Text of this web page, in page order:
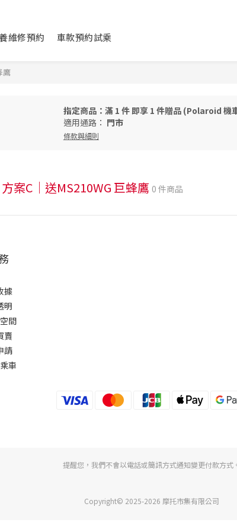
維修預約 車款預約試乘
鷹
指定商品：滿 1 件 即享 1 件贈品 (Polaroid 機
適用通路： 門市
條款與細則
案C｜送MS210WG 巨蜂鷹 0 件商品
據
明
間
賣
請
車
提醒您，我們不會以電話或簡訊方式通知變更付款方式
Copyright© 2025-2026 摩托市集有限公司